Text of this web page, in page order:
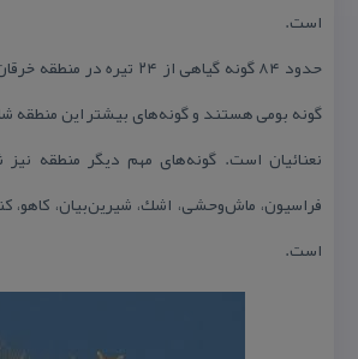
است.
گونه بومی هستند و گونه‌های بیشتر این منطقه
نعنائیان است. گونه‌های مهم دیگر منطقه نیز
فراسیون، ماش‌وحشی، اشك، شیرین‌بیان،
است.